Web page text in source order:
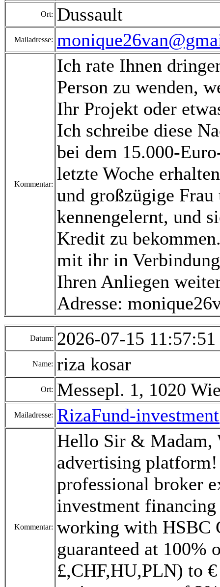
Ort: Dussault
Mailadresse:
Kommentar:
Ich rate Ihnen
Person zu wenden,
Ihr Projekt oder
Ich schreibe diese
bei dem 15.000-
letzte Woche
und großzügige
kennengelernt, und
Kredit zu
mit ihr in
Ihren Anliegen
Adresse:
Datum: 2026-07-15
Name: riza kosar
Ort: Messepl. 1, 1020
Mailadresse: RizaFund-
Kommentar:
Hello Sir & Madam,
advertising
professional broker
investment
working with HSBC
guaranteed at
£,CHF,HU,PLN) to